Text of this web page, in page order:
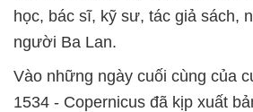
học, bác sĩ, kỹ sư, tác giả sách,
người Ba Lan.
Vào những ngày cuối cùng của
1534 - Copernicus đã kịp xuất